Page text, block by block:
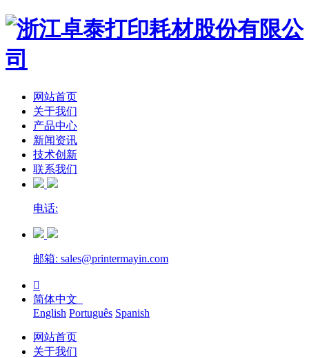
网站首页
关于我们
产品中心
新闻资讯
技术创新
联系我们
电话:
邮箱: sales@printermayin.com

简体中文
English Português Spanish
网站首页
关于我们